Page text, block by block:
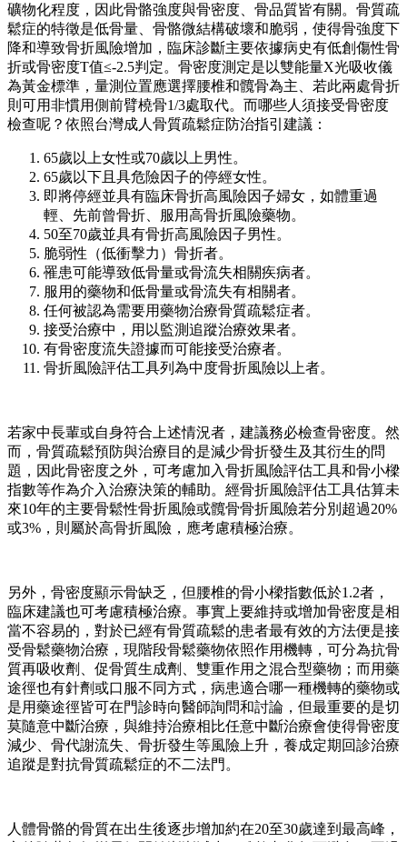
礦物化程度，因此骨骼強度與骨密度、骨品質皆有關。骨質疏
鬆症的特徵是低骨量、骨骼微結構破壞和脆弱，使得骨強度下
降和導致骨折風險增加，臨床診斷主要依據病史有低創傷性骨
折或骨密度T值≤-2.5判定。骨密度測定是以雙能量X光吸收儀
為黃金標準，量測位置應選擇腰椎和髖骨為主、若此兩處骨折
則可用非慣用側前臂橈骨1/3處取代。而哪些人須接受骨密度
檢查呢？依照台灣成人骨質疏鬆症防治指引建議：
65歲以上女性或70歲以上男性。
65歲以下且具危險因子的停經女性。
即將停經並具有臨床骨折高風險因子婦女，如體重過
輕、先前曾骨折、服用高骨折風險藥物。
50至70歲並具有骨折高風險因子男性。
脆弱性（低衝擊力）骨折者。
罹患可能導致低骨量或骨流失相關疾病者。
服用的藥物和低骨量或骨流失有相關者。
任何被認為需要用藥物治療骨質疏鬆症者。
接受治療中，用以監測追蹤治療效果者。
有骨密度流失證據而可能接受治療者。
骨折風險評估工具列為中度骨折風險以上者。
若家中長輩或自身符合上述情況者，建議務必檢查骨密度。然
而，骨質疏鬆預防與治療目的是減少骨折發生及其衍生的問
題，因此骨密度之外，可考慮加入骨折風險評估工具和骨小樑
指數等作為介入治療決策的輔助。經骨折風險評估工具估算未
來10年的主要骨鬆性骨折風險或髖骨骨折風險若分別超過20%
或3%，則屬於高骨折風險，應考慮積極治療。
另外，骨密度顯示骨缺乏，但腰椎的骨小樑指數低於1.2者，
臨床建議也可考慮積極治療。事實上要維持或增加骨密度是相
當不容易的，對於已經有骨質疏鬆的患者最有效的方法便是接
受骨鬆藥物治療，現階段骨鬆藥物依照作用機轉，可分為抗骨
質再吸收劑、促骨質生成劑、雙重作用之混合型藥物；而用藥
途徑也有針劑或口服不同方式，病患適合哪一種機轉的藥物或
是用藥途徑皆可在門診時向醫師詢問和討論，但最重要的是切
莫隨意中斷治療，與維持治療相比任意中斷治療會使得骨密度
減少、骨代謝流失、骨折發生等風險上升，養成定期回診治療
追蹤是對抗骨質疏鬆症的不二法門。
人體骨骼的骨質在出生後逐步增加約在20至30歲達到最高峰，